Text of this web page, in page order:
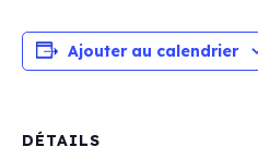
Ajouter au calendrier
DÉTAILS